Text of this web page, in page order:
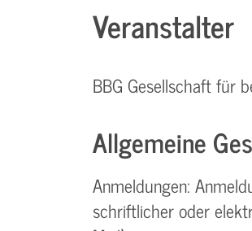
Veranstalter
BBG Gesellschaft für
Allgemeine
Anmeldungen:
schriftlicher oder